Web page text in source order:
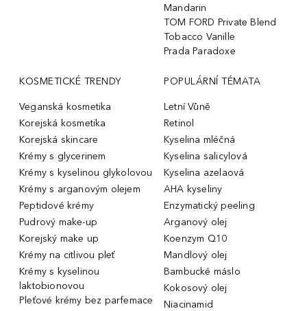
Mandarin
TOM FORD Private Blend
Tobacco Vanille
Prada Paradoxe
KOSMETICKÉ TRENDY
Veganská kosmetika
Korejská kosmetika
Korejská skincare
Krémy s glycerinem
Krémy s kyselinou glykolovou
Krémy s arganovým olejem
Peptidové krémy
Pudrový make-up
Korejský make up
Krémy na citlivou pleť
Krémy s kyselinou
laktobionovou
Pleťové krémy bez parfemace
POPULÁRNÍ TÉMATA
Letní Vůně
Retinol
Kyselina mléčná
Kyselina salicylová
Kyselina azelaová
AHA kyseliny
Enzymatický peeling
Arganový olej
Koenzym Q10
Mandlový olej
Bambucké máslo
Kokosový olej
Niacinamid